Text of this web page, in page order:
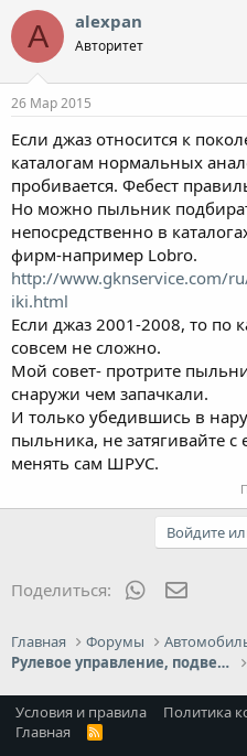
A alexpan
Авторитет
26 Мар 2015
Если джаз относится к
каталогам нормальных
пробивается. Фебест
Но можно пыльник
непосредственно в
фирм-например Lobro.
http://www.gknservice.com/
iki.html
Если джаз 2001-2008, то по
совсем не сложно.
Мой совет- протрите
снаружи чем запачкали.
И только убедившись в
пыльника, не затягивайте
менять сам ШРУС.
Войдите
Поделиться: WhatsApp
Главная Форумы
Рулевое управление, подвеска, ходовая, тормоза
Условия и правила Политика
Главная
R